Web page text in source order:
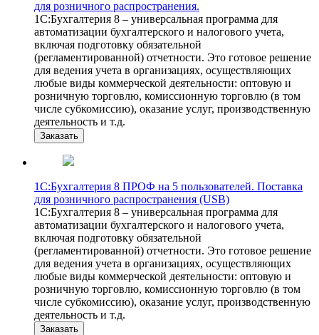
для розничного распространения.
1С:Бухгалтерия 8 – универсальная программа для
автоматизации бухгалтерского и налогового учета,
включая подготовку обязательной
(регламентированной) отчетности. Это готовое решение
для ведения учета в организациях, осуществляющих
любые виды коммерческой деятельности: оптовую и
розничную торговлю, комиссионную торговлю (в том
числе субкомиссию), оказание услуг, производственную
деятельность и т.д.
Заказать
1С:Бухгалтерия 8 ПРОФ на 5 пользователей. Поставка
для розничного распространения (USB)
1С:Бухгалтерия 8 – универсальная программа для
автоматизации бухгалтерского и налогового учета,
включая подготовку обязательной
(регламентированной) отчетности. Это готовое решение
для ведения учета в организациях, осуществляющих
любые виды коммерческой деятельности: оптовую и
розничную торговлю, комиссионную торговлю (в том
числе субкомиссию), оказание услуг, производственную
деятельность и т.д.
Заказать